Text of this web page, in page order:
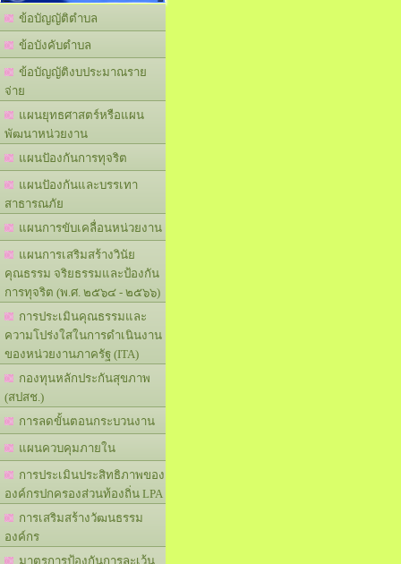
ข้อบัญญัติตำบล
ข้อบังคับตำบล
ข้อบัญญัติงบประมาณราย
จ่าย
แผนยุทธศาสตร์หรือแผน
พัฒนาหน่วยงาน
แผนปัองกันการทุจริต
แผนปัองกันและบรรเทา
สาธารณภัย
แผนการขับเคลื่อนหน่วยงาน
แผนการเสริมสร้างวินัย
คุณธรรม จริยธรรมและป้องกัน
การทุจริต (พ.ศ. ๒๕๖๔ - ๒๕๖๖)
การประเมินคุณธรรมและ
ความโปร่งใสในการดำเนินงาน
ของหน่วยงานภาครัฐ (ITA)
กองทุนหลักประกันสุขภาพ
(สปสช.)
การลดขั้นตอนกระบวนงาน
แผนควบคุมภายใน
การประเมินประสิทธิภาพของ
องค์กรปกครองส่วนท้องถิ่น LPA
การเสริมสร้างวัฒนธรรม
องค์กร
มาตรการป้องกันการละเว้น